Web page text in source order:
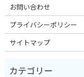
お問い合わせ
プライバシーポリシー
サイトマップ